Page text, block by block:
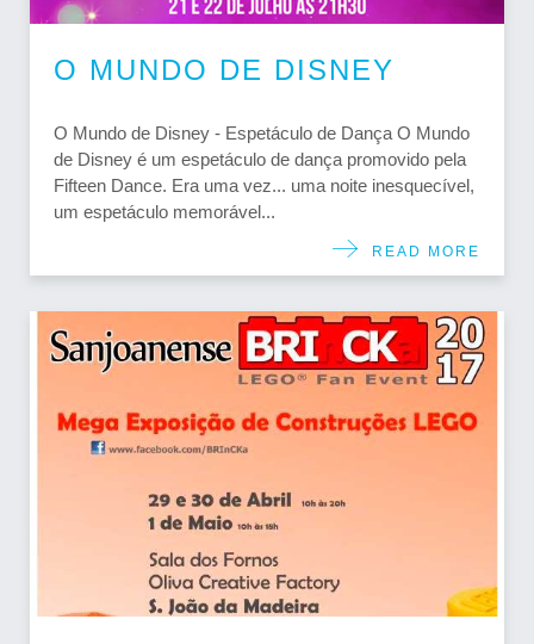
O MUNDO DE DISNEY
O Mundo de Disney - Espetáculo de Dança O Mundo
de Disney é um espetáculo de dança promovido pela
Fifteen Dance. Era uma vez... uma noite inesquecível,
um espetáculo memorável...
READ MORE